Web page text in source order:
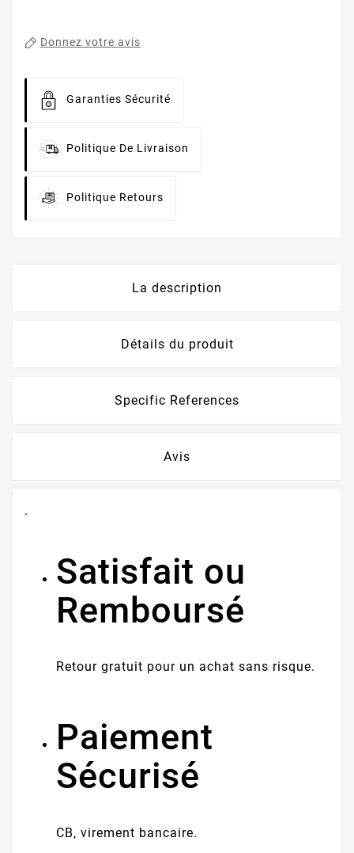
Donnez votre avis
Garanties Sécurité
Politique De Livraison
Politique Retours
La description
Détails du produit
Specific References
Avis
.
Satisfait ou
Remboursé
Retour gratuit pour un achat sans risque.
Paiement
Sécurisé
CB, virement bancaire.